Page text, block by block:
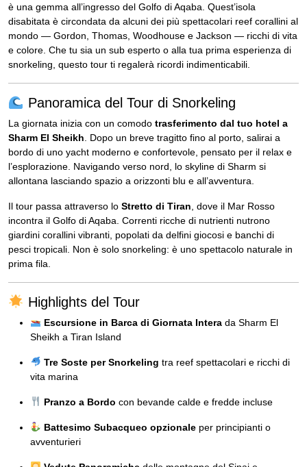
è una gemma all’ingresso del Golfo di Aqaba. Quest’isola
disabitata è circondata da alcuni dei più spettacolari reef corallini al
mondo — Gordon, Thomas, Woodhouse e Jackson — ricchi di vita
e colore. Che tu sia un sub esperto o alla tua prima esperienza di
snorkeling, questo tour ti regalerà ricordi indimenticabili.
Panoramica del Tour di Snorkeling
La giornata inizia con un comodo trasferimento dal tuo hotel a
Sharm El Sheikh . Dopo un breve tragitto fino al porto, salirai a
bordo di uno yacht moderno e confortevole, pensato per il relax e
l’esplorazione. Navigando verso nord, lo skyline di Sharm si
allontana lasciando spazio a orizzonti blu e all’avventura.
Il tour passa attraverso lo Stretto di Tiran , dove il Mar Rosso
incontra il Golfo di Aqaba. Correnti ricche di nutrienti nutrono
giardini corallini vibranti, popolati da delfini giocosi e banchi di
pesci tropicali. Non è solo snorkeling: è uno spettacolo naturale in
prima fila.
Highlights del Tour
Escursione in Barca di Giornata Interada Sharm El
Sheikh a Tiran Island
Tre Soste per Snorkeling tra reef spettacolari e ricchi di
vita marina
Pranzo a Bordo con bevande calde e fredde incluse
Battesimo Subacqueo opzionaleper principianti o
avventurieri